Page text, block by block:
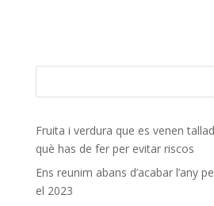
Fruita i verdura que es venen
què has de fer per evitar riscos
Ens reunim abans d’acabar l’any
el 2023